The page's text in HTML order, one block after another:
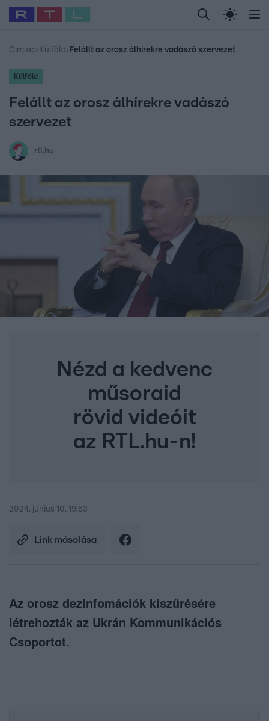
Legfrissebb RTL Híradó Randi Celeb vagyok,
Babits Marcella Most Wanted Gallusz
Címlap› Külföld › Felállt az orosz álhírekre vadászó szervezet
Külföld
Felállt az orosz álhírekre vadászó
szervezet
rtl.hu
Nézd a kedvenc
műsoraid
rövid videóit
az RTL.hu-n!
2024. június 10. 19:53
Link másolása
Az orosz dezinfomációk kiszűrésére
létrehozták az Ukrán Kommunikációs
Csoportot.